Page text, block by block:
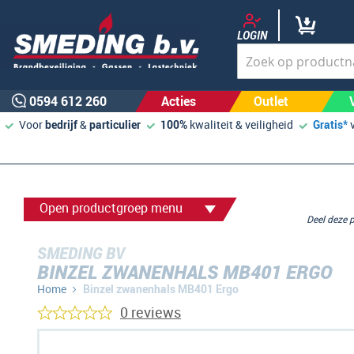
LOGIN
0594 612 260 Acties Outlet
Voorbedrijf&particulier 100% kwaliteit & veiligheid Gratis*
Open productgroep menu
SMEDING BV
BINZEL ZWANENHALS MB401 ERGO
Home Binzel zwanenhals MB401 Ergo
Deel
0 reviews
Ga